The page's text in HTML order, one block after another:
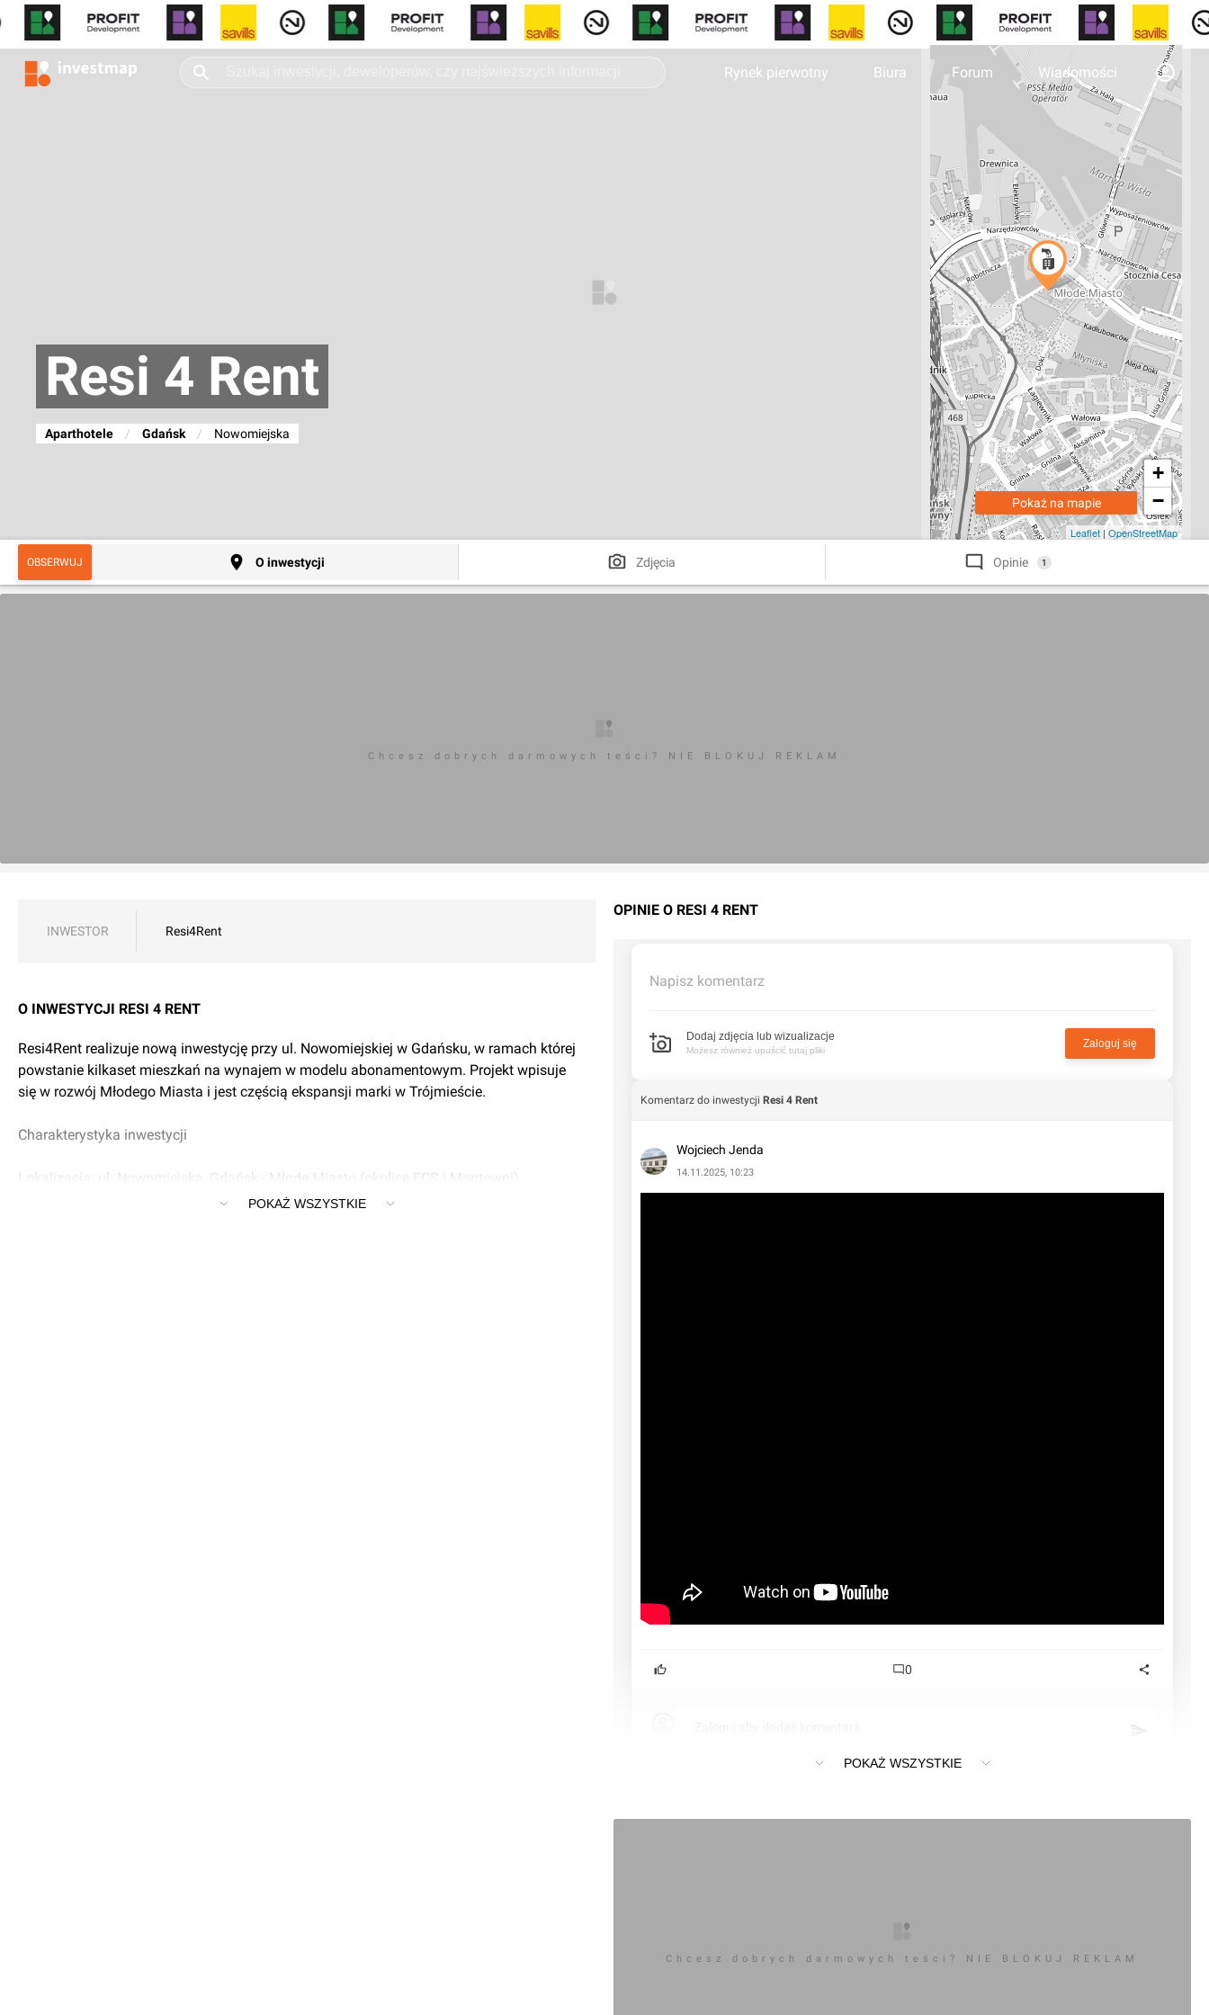
Rynek pierwotny Biura Forum Wiadomości
Resi 4 Rent
Aparthotele / Gdańsk / Nowomiejska
+
−
Leaflet | OpenStreetMap
Pokaż na mapie
OBSERWUJ O inwestycji Zdjęcia Opinie 1
Chcesz dobrych darmowych teści? NIE BLOKUJ REKLAM
INWESTOR Resi4Rent
O INWESTYCJI RESI 4 RENT
Resi4Rent realizuje nową inwestycję przy ul. Nowomiejskiej w Gdańsku, w ramach której
powstanie kilkaset mieszkań na wynajem w modelu abonamentowym. Projekt wpisuje
się w rozwój Młodego Miasta i jest częścią ekspansji marki w Trójmieście.
Charakterystyka inwestycji
Lokalizacja: ul. Nowomiejska, Gdańsk - Młode Miasto (okolice ECS i Montowni)
POKAŻ WSZYSTKIE
OPINIE O RESI 4 RENT
Napisz komentarz
Dodaj zdjęcia lub wizualizacje
Możesz również upuścić tutaj pliki
Zaloguj się
Komentarz do inwestycji Resi 4 Rent
Wojciech Jenda
14.11.2025, 10:23
0
POKAŻ WSZYSTKIE
Chcesz dobrych darmowych teści? NIE BLOKUJ REKLAM